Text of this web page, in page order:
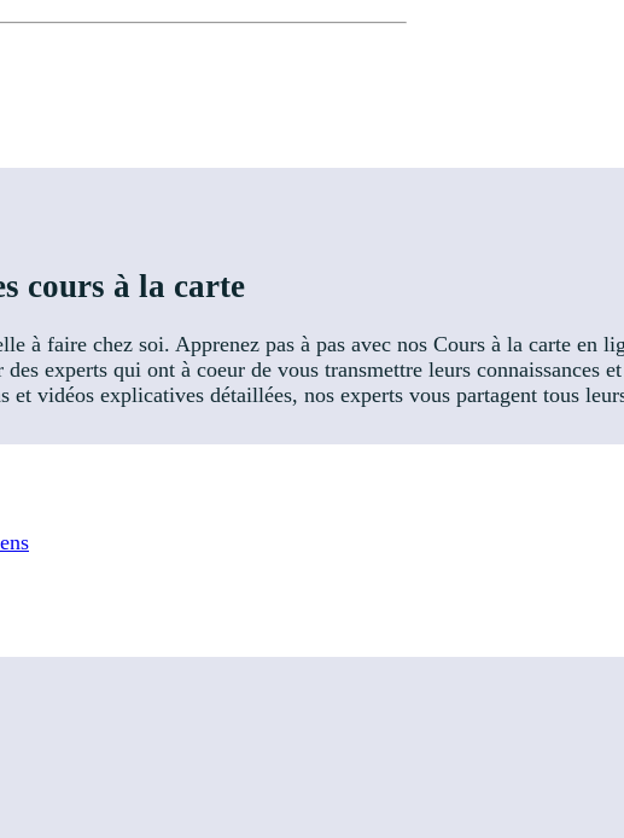
cours à la carte
à faire chez soi. Apprenez pas à pas avec nos Cours à la carte en
experts qui ont à coeur de vous transmettre leurs connaissances
et vidéos explicatives détaillées, nos experts vous partagent tous